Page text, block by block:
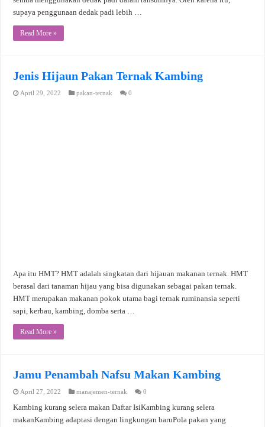
supaya penggunaan dedak padi lebih …
Read More »
Jenis Hijaun Pakan Ternak Kambing
April 29, 2022 pakan-ternak 0
Apa itu HMT? HMT adalah singkatan dari hijauan makanan ternak. HMT
berasal dari tanaman hijau yang bisa digunakan sebagai pakan ternak.
HMT merupakan makanan pokok utama bagi ternak ruminansia seperti
sapi, kerbau, kambing, domba serta …
Read More »
Jamu Penambah Nafsu Makan Kambing
April 27, 2022 manajemen-ternak 0
Kambing kurang selera makan Daftar IsiKambing kurang selera
makanKambing adaptasi dengan lingkungan baruPola pakan yang